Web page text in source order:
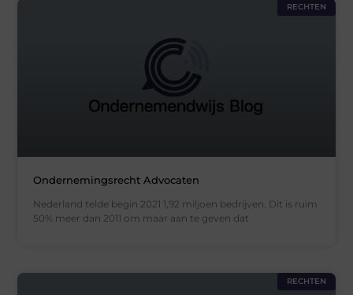
RECHTEN
Ondernemingsrecht Advocaten
Nederland telde begin 2021 1,92 miljoen bedrijven. Dit is ruim
50% meer dan 2011 om maar aan te geven dat
RECHTEN